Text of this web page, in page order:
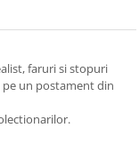
faruri si stopuri
un postament din